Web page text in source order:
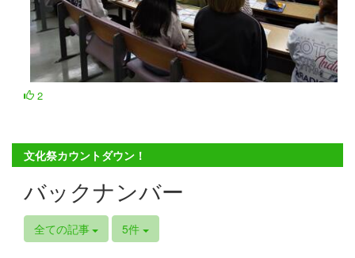
2
文化祭カウントダウン！
バックナンバー
全ての記事 5件